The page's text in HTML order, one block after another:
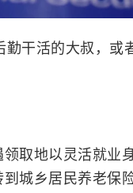
干活的大叔，或
取地以灵活就业
城乡居民养老保